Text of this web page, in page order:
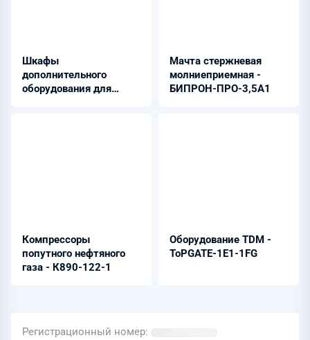
Шкафы
дополнительного
оборудования для
Мачта стержневая
молниеприемная -
БИПРОН-ПРО-3,5А1
Компрессоры
попутного нефтяного
газа - К890-122-1
Оборудование TDM -
ToPGATE-1E1-1FG
Регистрационный номер